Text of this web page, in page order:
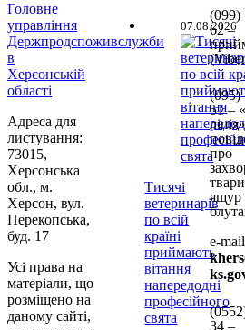
Головне
управління
Держпродспоживслужби
в
Херсонській
області
Адреса для
листування:
73015,
Херсонська
обл., м.
Херсон, вул.
Перекопська,
буд. 17
Усі права на
матеріали, що
розміщено на
даному сайті,
07.08.2026
Тисячі
ветеринарів
по всій
країні
приймають
вітання
напередодні
професійного
свята
(099)
62 –
(095)
51 –
про
ящур
e-
34 –